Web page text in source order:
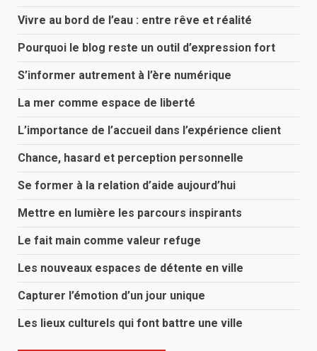
Vivre au bord de l’eau : entre rêve et réalité
Pourquoi le blog reste un outil d’expression fort
S’informer autrement à l’ère numérique
La mer comme espace de liberté
L’importance de l’accueil dans l’expérience client
Chance, hasard et perception personnelle
Se former à la relation d’aide aujourd’hui
Mettre en lumière les parcours inspirants
Le fait main comme valeur refuge
Les nouveaux espaces de détente en ville
Capturer l’émotion d’un jour unique
Les lieux culturels qui font battre une ville